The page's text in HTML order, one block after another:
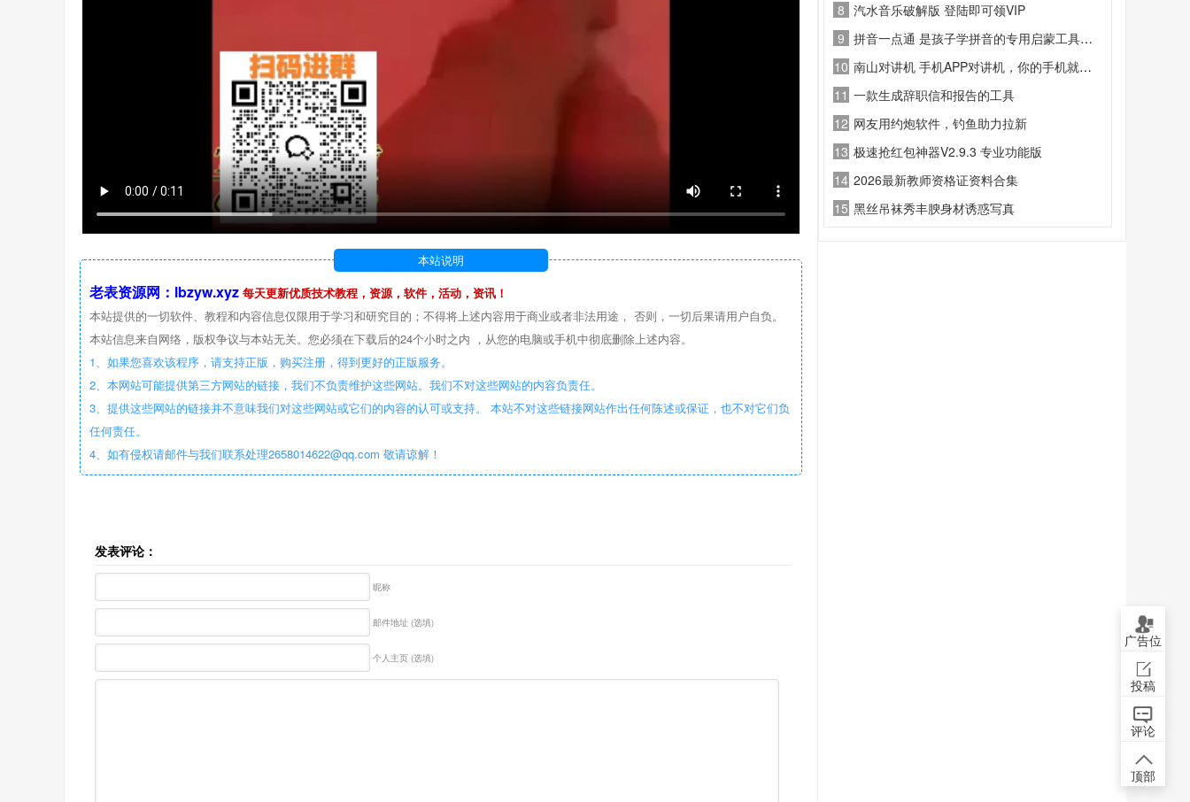
本站说明
老表资源网：lbzyw.xyz 每天更新优质技术教程，资源，软件，活动，资讯！
本站提供的一切软件、教程和内容信息仅限用于学习和研究目的；不得将上述内容用于商业或者非法用途， 否则，一切后果请用户自负。
本站信息来自网络，版权争议与本站无关。您必须在下载后的24个小时之内 ，从您的电脑或手机中彻底删除上述内容。
1、如果您喜欢该程序，请支持正版，购买注册，得到更好的正版服务。
2、本网站可能提供第三方网站的链接，我们不负责维护这些网站。我们不对这些网站的内容负责任。
3、提供这些网站的链接并不意味我们对这些网站或它们的内容的认可或支持。 本站不对这些链接网站作出任何陈述或保证，也不对它们负
任何责任。
4、如有侵权请邮件与我们联系处理2658014622@qq.com 敬请谅解！
发表评论：
昵称
邮件地址 (选填)
个人主页 (选填)
8 汽水音乐破解版 登陆即可领VIP
9 拼音一点通 是孩子学拼音的专用启蒙工具，标准发音、系统教学、趣味练习、，幼小衔接必备，轻松打好语文基础
10 南山对讲机 手机APP对讲机，你的手机就是对讲机
11 一款生成辞职信和报告的工具
12 网友用约炮软件，钓鱼助力拉新
13 极速抢红包神器V2.9.3 专业功能版
14 2026最新教师资格证资料合集
15 黑丝吊袜秀丰腴身材诱惑写真
广告位
投稿
评论
顶部